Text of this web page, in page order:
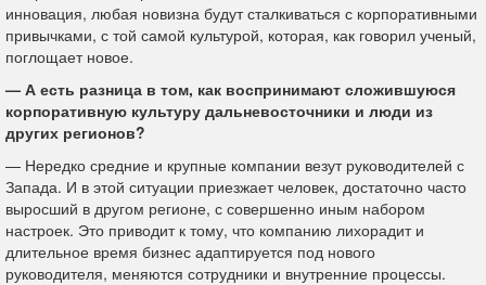
инновация, любая новизна будут сталкиваться с корпоративными
привычками, с той самой культурой, которая, как говорил ученый,
поглощает новое.
— А есть разница в том, как воспринимают сложившуюся
корпоративную культуру дальневосточники и люди из
других регионов?
— Нередко средние и крупные компании везут руководителей с
Запада. И в этой ситуации приезжает человек, достаточно часто
выросший в другом регионе, с совершенно иным набором
настроек. Это приводит к тому, что компанию лихорадит и
длительное время бизнес адаптируется под нового
руководителя, меняются сотрудники и внутренние процессы.